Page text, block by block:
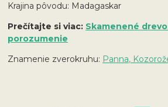
Krajina pôvodu: Madagaskar
Prečítajte si viac: Skamenené
porozumenie
Znamenie zverokruhu: Panna,